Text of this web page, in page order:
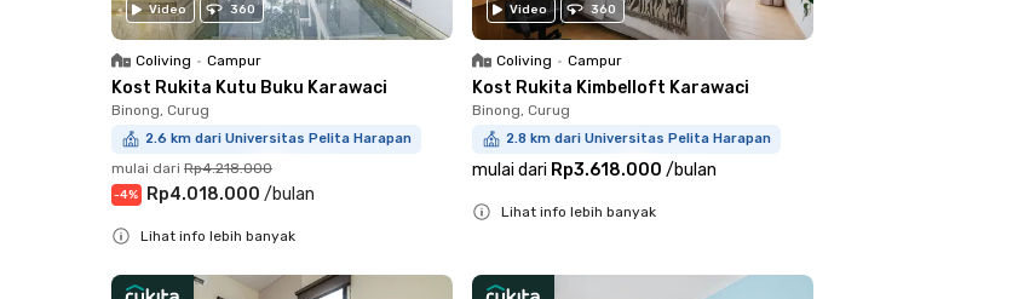
Video 360
Coliving • Campur
Kost Rukita Kutu Buku Karawaci
Binong, Curug
2.6 km dari Universitas Pelita Harapan
mulai dari Rp4.218.000
-4% Rp4.018.000 /bulan
Lihat info lebih banyak
Video 360
Coliving • Campur
Kost Rukita Kimbelloft Karawaci
Binong, Curug
2.8 km dari Universitas Pelita Harapan
mulai dari Rp3.618.000 /bulan
Lihat info lebih banyak